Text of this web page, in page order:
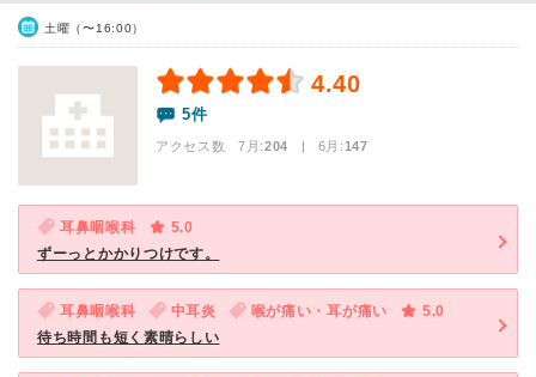
土曜（〜16:00）
4.40
5件
アクセス数 7月:204 | 6月:147
耳鼻咽喉科
5.0
ずーっとかかりつけです。
耳鼻咽喉科 中耳炎 喉が痛い・耳が痛い
5.0
待ち時間も短く素晴らしい